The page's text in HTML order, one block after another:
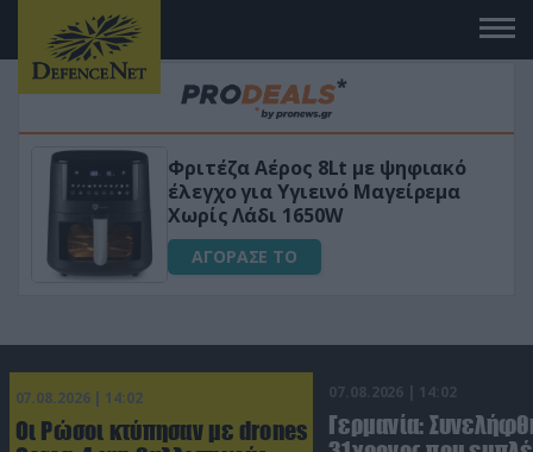
HAPI END: 100% φυτικό διεγερτικό
για άνδρες!
ΑΓΟΡΑΣΕ ΤΟ
07.08.2026 | 14:02
Οι Ρώσοι κτύπησαν με drones
07.08.2026 | 14:02
Γερμανία: